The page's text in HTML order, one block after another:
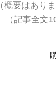
（概要はあり